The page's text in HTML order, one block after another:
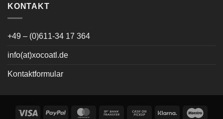
KONTAKT
+49 – (0)611-34 17 364
info(at)xocoatl.de
Kontaktformular
Visa PayPal MasterCardBank Cash Klarna